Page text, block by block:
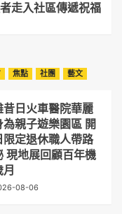
走入社區傳遞祝福
焦點 社團 藝文
昔日火車醫院華麗
為親子遊樂園區 開
限定退休職人帶路
現地展回顧百年機
08-06